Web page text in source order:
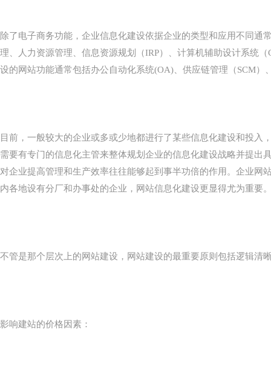
除了电子商务功能，企业信息化建设依据企业的类型和应用不同通
理、人力资源管理、信息资源规划（IRP）、计算机辅助设计系统
设的网站功能通常包括办公自动化系统(OA)、供应链管理（SCM）
目前，一般较大的企业或多或少地都进行了某些信息化建设和投
需要有专门的信息化主管来整体规划企业的信息化建设战略并提
对企业提高管理和生产效率往往能够起到事半功倍的作用。企业
内各地设有分厂和办事处的企业，网站信息化建设更显得尤为重要
不管是那个层次上的网站建设，网站建设的最重要原则包括逻辑
影响建站的价格因素：